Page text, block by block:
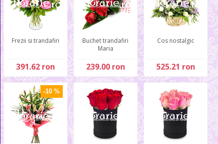
Frezii si trandafiri
391.62 ron
Buchet trandafiri
Maria
239.00 ron
Cos nostalgic
525.21 ron
-10 %